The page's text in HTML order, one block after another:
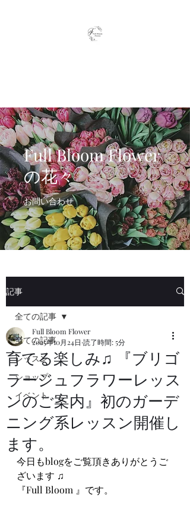
Full Bloom Flower
の花々
お問い合わせ
記事
全ての記事
レッスン
ショップ
イベント
全ての記事
育てる楽しみ♫ 『ブリゴ
ラージュフラワーレッス
ンのご案内』初のガーデ
ニング系レッスン開催し
ます。
Full Bloom Flower
2025年10月24日 読了時間: 5分
今日もblogをご覧頂きありがとうご
ざいます ♫
『Full Bloom 』です。